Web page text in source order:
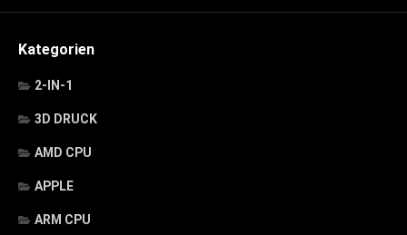
Kategorien
2-IN-1
3D DRUCK
AMD CPU
APPLE
ARM CPU